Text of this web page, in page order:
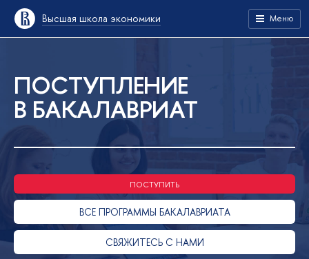
Высшая школа экономики Меню
ПОСТУПЛЕНИЕ
В БАКАЛАВРИАТ
ПОСТУПИТЬ
ВСЕ ПРОГРАММЫ БАКАЛАВРИАТА
СВЯЖИТЕСЬ С НАМИ